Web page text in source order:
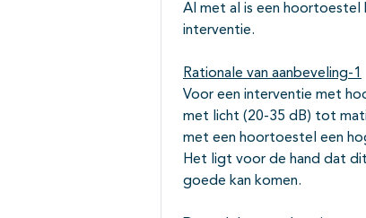
Al met al is een hoortoestel
interventie.
Rationale van aanbeveling-1
Voor een interventie met
met licht (20-35 dB) tot
met een hoortoestel een
Het ligt voor de hand dat
goede kan komen.